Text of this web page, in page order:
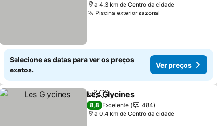
a 4.3 km de Centro da cidade
Piscina exterior sazonal
Selecione as datas para ver os preços
exatos.
Ver preços
PartilharAdicionar aos favoritos
Les Glycines
8,8 Excelente
484
a 0.4 km de Centro da cidade